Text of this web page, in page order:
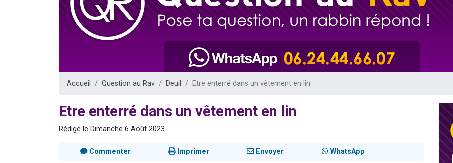
3 personnes viennent de nous rejoindre sur WhatsApp
2 personnes viennent de nous rejoindre sur WhatsApp
2 personnes viennent de nous rejoindre sur WhatsApp
Accueil Question au Rav Deuil Etre enterré dans un vêtement en lin
Etre enterré dans un vêtement en lin
Rédigé le Dimanche 6 Août 2023
Commenter Imprimer Envoyer WhatsApp